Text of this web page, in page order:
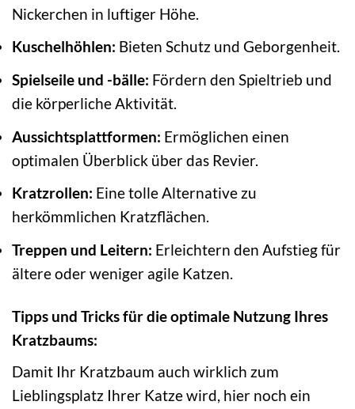
Nickerchen in luftiger Höhe.
Kuschelhöhlen: Bieten Schutz und Geborgenheit.
Spielseile und -bälle: Fördern den Spieltrieb und
die körperliche Aktivität.
Aussichtsplattformen: Ermöglichen einen
optimalen Überblick über das Revier.
Kratzrollen: Eine tolle Alternative zu
herkömmlichen Kratzflächen.
Treppen und Leitern: Erleichtern den Aufstieg für
ältere oder weniger agile Katzen.
Tipps und Tricks für die optimale Nutzung Ihres
Kratzbaums:
Damit Ihr Kratzbaum auch wirklich zum
Lieblingsplatz Ihrer Katze wird, hier noch ein